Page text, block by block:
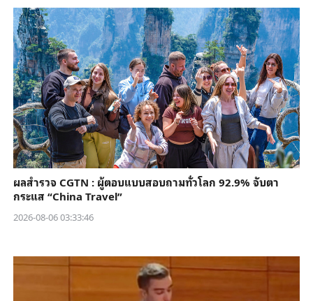
ผลสำรวจ CGTN : ผู้ตอบแบบสอบถามทั่วโลก 92.9% จับตา
กระแส “China Travel”
2026-08-06 03:33:46